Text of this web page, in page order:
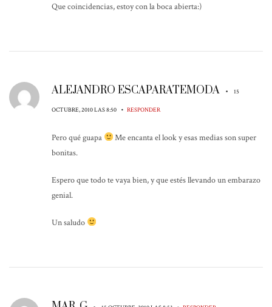
Que coincidencias, estoy con la boca abierta:)
ALEJANDRO ESCAPARATEMODA • 15
OCTUBRE, 2010 LAS 8:50 • RESPONDER
Pero qué guapa
Me encanta el look y esas medias son super
bonitas.
Espero que todo te vaya bien, y que estés llevando un embarazo
genial.
Un saludo